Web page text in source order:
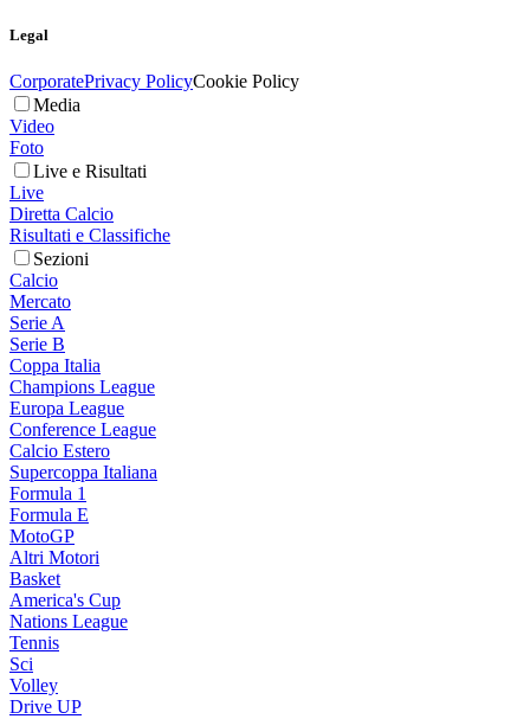
Legal
CorporatePrivacy PolicyCookie Policy
Media
Video
Foto
Live e Risultati
Live
Diretta Calcio
Risultati e Classifiche
Sezioni
Calcio
Mercato
Serie A
Serie B
Coppa Italia
Champions League
Europa League
Conference League
Calcio Estero
Supercoppa Italiana
Formula 1
Formula E
MotoGP
Altri Motori
Basket
America's Cup
Nations League
Tennis
Sci
Volley
Drive UP